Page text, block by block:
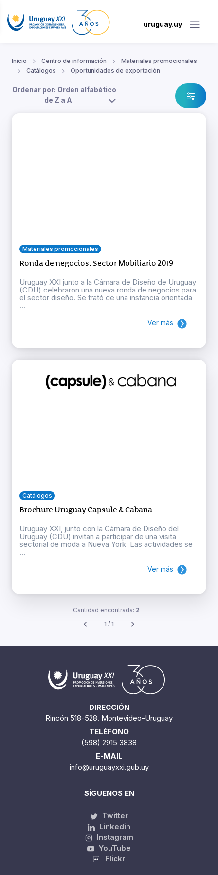
uruguay.uy
Inicio Centro de información
Materiales promocionales
Catálogos
Oportunidades de exportación
Ordenar por: Orden alfabético
de Z a A
Materiales promocionales
Ronda de negocios: Sector Mobiliario 2019
Uruguay XXI junto a la Cámara de Diseño de Uruguay
(CDU) celebraron una nueva ronda de negocios para
el sector diseño. Se trató de una instancia orientada
...
Ver más
Catálogos
Brochure Uruguay Capsule & Cabana
Uruguay XXI, junto con la Cámara de Diseño del
Uruguay (CDU) invitan a participar de una visita
sectorial de moda a Nueva York. Las actividades se
...
Ver más
Cantidad encontrada: 2
1 / 1
DIRECCIÓN
Rincón 518-528. Montevideo-Uruguay
TELÉFONO
(598) 2915 3838
E-MAIL
info@uruguayxxi.gub.uy
SÍGUENOS EN
Twitter
Linkedin
Instagram
YouTube
Flickr